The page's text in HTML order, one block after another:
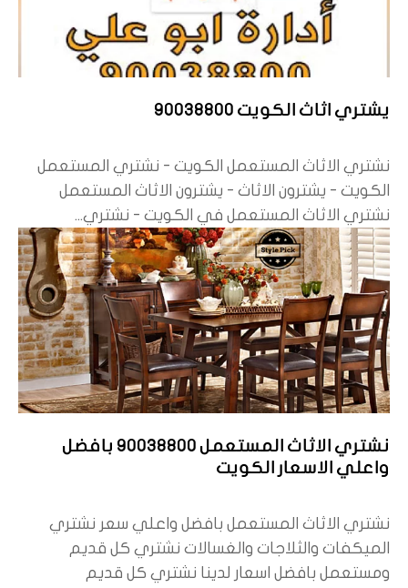
يشتري اثاث الكويت 90038800
نشتري الاثاث المستعمل الكويت - نشتري المستعمل
الكويت - يشترون الاثاث - يشترون الاثاث المستعمل
نشتري الاثاث المستعمل في الكويت - نشتري...
نشتري الاثاث المستعمل 90038800 بافضل
واعلي الاسعار الكويت
نشتري الاثاث المستعمل بافضل واعلي سعر نشتري
الميكفات والثلاجات والغسالات نشتري كل قديم
ومستعمل بافضل اسعار لدينا نشتري كل قديم